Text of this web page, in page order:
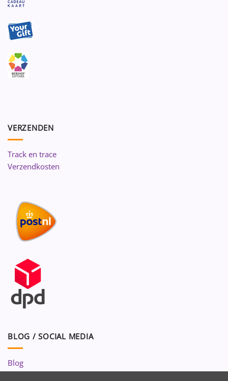
VERZENDEN
Track en trace
Verzendkosten
BLOG / SOCIAL MEDIA
Blog